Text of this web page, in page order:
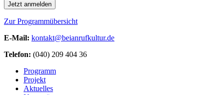
Jetzt anmelden
Zur Programmübersicht
E-Mail: kontakt@beianrufkultur.de
Telefon: (040) 209 404 36
Programm
Projekt
Aktuelles